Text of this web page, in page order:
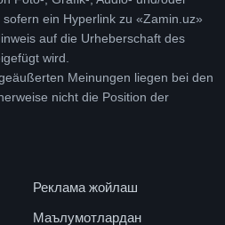
ein Hyperlink zu «Zamin.uz»
auf die Urheberschaft des
wird.
Meinungen liegen bei den
nicht die Position der
Реклама жойлаш
Маълумотлардан